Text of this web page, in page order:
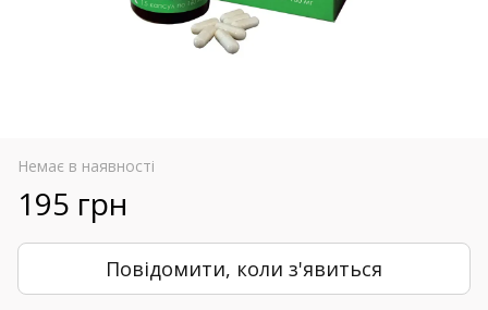
Немає в наявності
195 грн
Повідомити, коли з'явиться